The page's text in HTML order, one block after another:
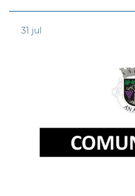
31 jul